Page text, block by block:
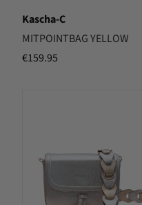
Kascha-C
MITPOINTBAG YELLOW
€159.95